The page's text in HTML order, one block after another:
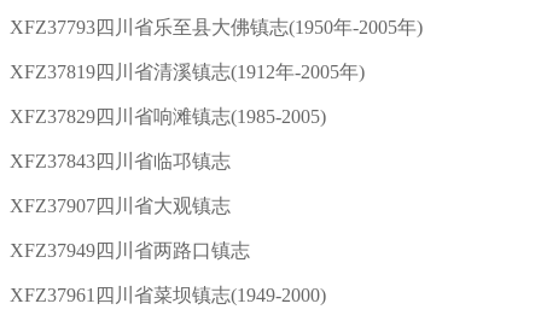
XFZ37793四川省乐至县大佛镇志(1950年-2005年)
XFZ37819四川省清溪镇志(1912年-2005年)
XFZ37829四川省响滩镇志(1985-2005)
XFZ37843四川省临邛镇志
XFZ37907四川省大观镇志
XFZ37949四川省两路口镇志
XFZ37961四川省菜坝镇志(1949-2000)